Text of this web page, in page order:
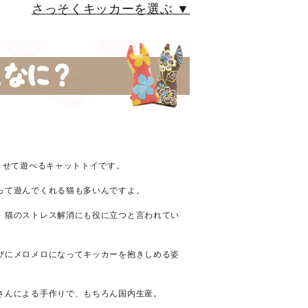
さっそくキッカーを選ぶ ▼
て遊べるキャットトイです。
遊んでくれる猫も多いんですよ。
のストレス解消にも役に立つと言われてい
メロメロになってキッカーを抱きしめる姿
による手作りで、もちろん国内生産。